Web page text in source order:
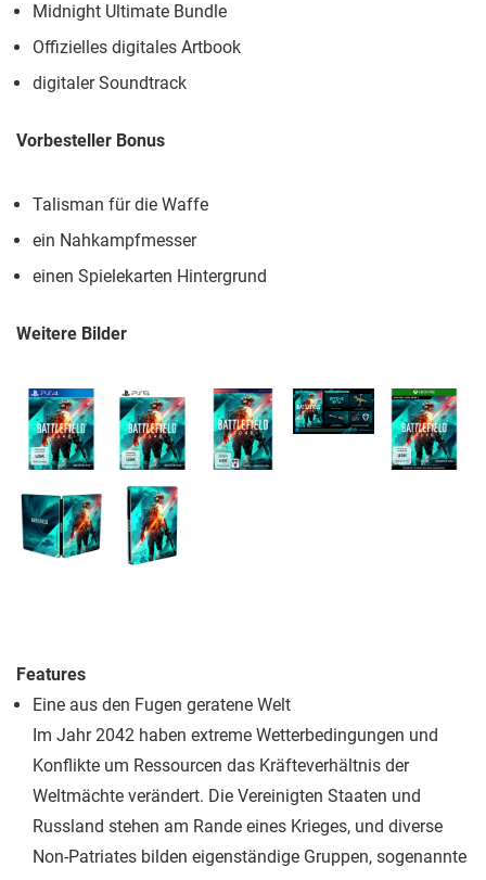
Midnight Ultimate Bundle
Offizielles digitales Artbook
digitaler Soundtrack
Vorbesteller Bonus
Talisman für die Waffe
ein Nahkampfmesser
einen Spielekarten Hintergrund
Weitere Bilder
Features
Eine aus den Fugen geratene Welt
Im Jahr 2042 haben extreme Wetterbedingungen und
Konflikte um Ressourcen das Kräfteverhältnis der
Weltmächte verändert. Die Vereinigten Staaten und
Russland stehen am Rande eines Krieges, und diverse
Non-Patriates bilden eigenständige Gruppen, sogenannte